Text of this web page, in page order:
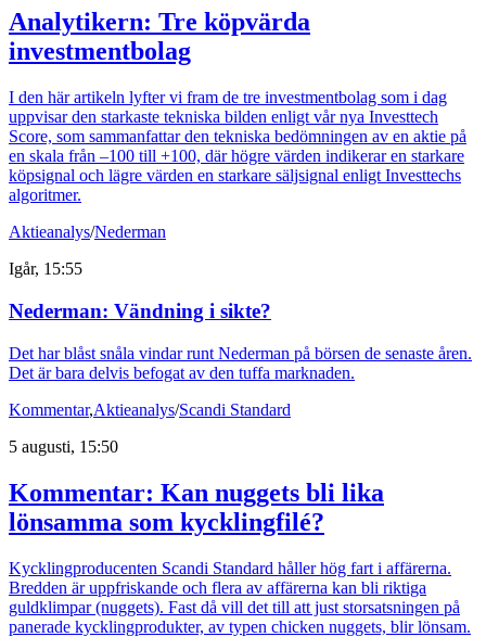
Analytikern: Tre köpvärda
investmentbolag
I den här artikeln lyfter vi fram de tre investmentbolag som i dag
uppvisar den starkaste tekniska bilden enligt vår nya Investtech
Score, som sammanfattar den tekniska bedömningen av en aktie på
en skala från –100 till +100, där högre värden indikerar en starkare
köpsignal och lägre värden en starkare säljsignal enligt Investtechs
algoritmer.
Aktieanalys/Nederman
Igår, 15:55
Nederman: Vändning i sikte?
Det har blåst snåla vindar runt Nederman på börsen de senaste åren.
Det är bara delvis befogat av den tuffa marknaden.
Kommentar,Aktieanalys/Scandi Standard
5 augusti, 15:50
Kommentar: Kan nuggets bli lika
lönsamma som kycklingfilé?
Kycklingproducenten Scandi Standard håller hög fart i affärerna.
Bredden är uppfriskande och flera av affärerna kan bli riktiga
guldklimpar (nuggets). Fast då vill det till att just storsatsningen på
panerade kycklingprodukter, av typen chicken nuggets, blir lönsam.